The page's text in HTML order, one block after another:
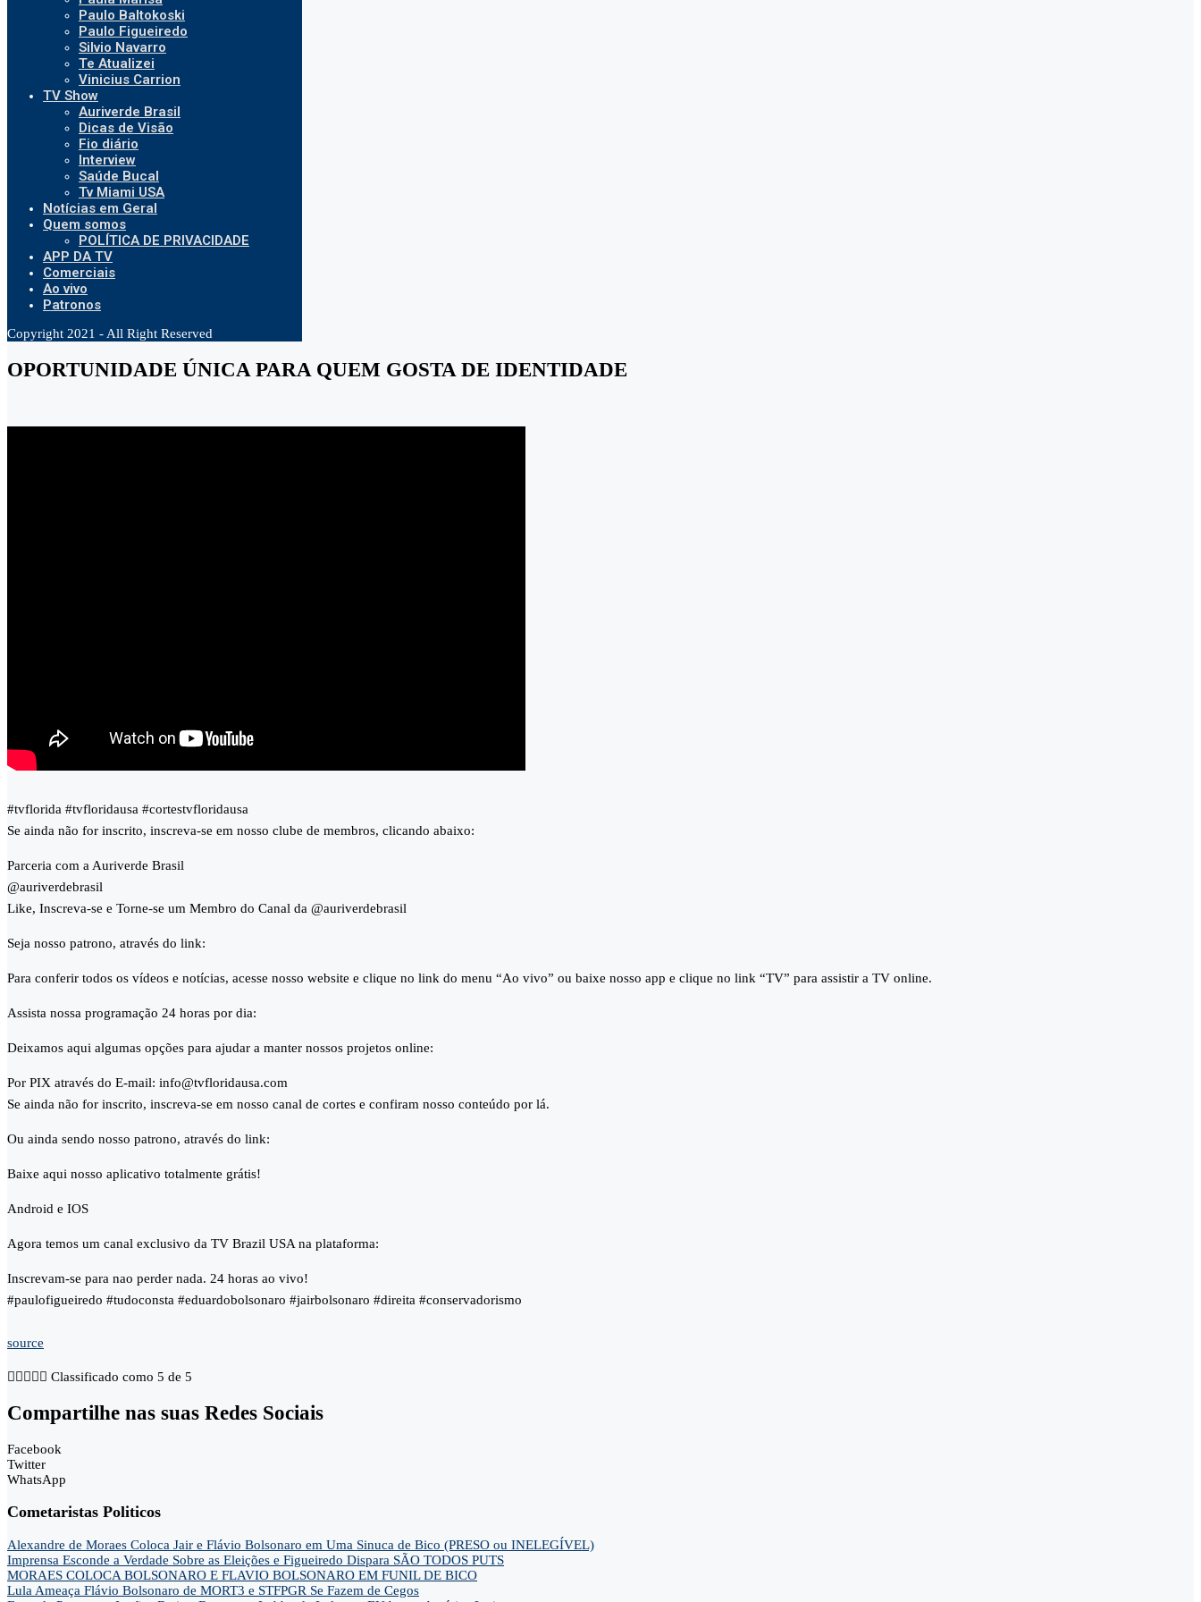
Paulo Baltokoski
Paulo Figueiredo
Silvio Navarro
Te Atualizei
Vinicius Carrion
TV Show
Auriverde Brasil
Dicas de Visão
Fio diário
Interview
Saúde Bucal
Tv Miami USA
Notícias em Geral
Quem somos
POLÍTICA DE PRIVACIDADE
APP DA TV
Comerciais
Ao vivo
Patronos
Copyright 2021 - All Right Reserved
OPORTUNIDADE ÚNICA PARA QUEM GOSTA DE IDENTIDADE
#tvflorida #tvfloridausa #cortestvfloridausa
Se ainda não for inscrito, inscreva-se em nosso clube de membros, clicando abaixo:
Parceria com a Auriverde Brasil
@auriverdebrasil
Like, Inscreva-se e Torne-se um Membro do Canal da @auriverdebrasil
Seja nosso patrono, através do link:
Para conferir todos os vídeos e notícias, acesse nosso website e clique no link do menu “Ao vivo” ou baixe nosso app e clique no link “TV” para assistir a TV online.
Assista nossa programação 24 horas por dia:
Deixamos aqui algumas opções para ajudar a manter nossos projetos online:
Por PIX através do E-mail: info@tvfloridausa.com
Se ainda não for inscrito, inscreva-se em nosso canal de cortes e confiram nosso conteúdo por lá.
Ou ainda sendo nosso patrono, através do link:
Baixe aqui nosso aplicativo totalmente grátis!
Android e IOS
Agora temos um canal exclusivo da TV Brazil USA na plataforma:
Inscrevam-se para nao perder nada. 24 horas ao vivo!
#paulofigueiredo #tudoconsta #eduardobolsonaro #jairbolsonaro #direita #conservadorismo
source
     Classificado como 5 de 5
Compartilhe nas suas Redes Sociais
Facebook
Twitter
WhatsApp
Cometaristas Politicos
Alexandre de Moraes Coloca Jair e Flávio Bolsonaro em Uma Sinuca de Bico (PRESO ou INELEGÍVEL)
Imprensa Esconde a Verdade Sobre as Eleições e Figueiredo Dispara SÃO TODOS PUTS
MORAES COLOCA BOLSONARO E FLAVIO BOLSONARO EM FUNIL DE BICO
Lula Ameaça Flávio Bolsonaro de MORT3 e STFPGR Se Fazem de Cegos